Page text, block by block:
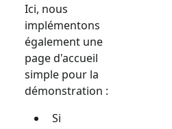
Ici, nous
implémentons
également une
page d'accueil
simple pour la
démonstration :
Si